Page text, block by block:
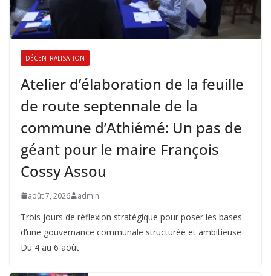
DÉCENTRALISATION
Atelier d’élaboration de la feuille
de route septennale de la
commune d’Athiémé: Un pas de
géant pour le maire François
Cossy Assou
août 7, 2026 admin
Trois jours de réflexion stratégique pour poser les bases
d’une gouvernance communale structurée et ambitieuse
Du 4 au 6 août